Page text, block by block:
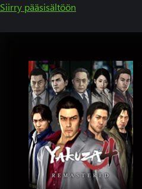
Siirry pääsisältöön